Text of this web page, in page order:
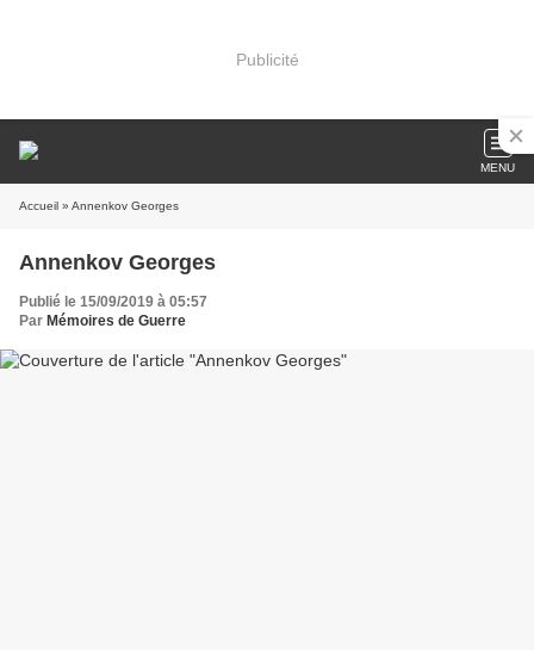
Publicité
MENU
Accueil » Annenkov Georges
Annenkov Georges
Publié le 15/09/2019 à 05:57
Par Mémoires de Guerre